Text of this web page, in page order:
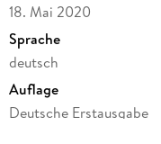
18. Mai 2020
Sprache
deutsch
Auflage
Deutsche Erstausgabe